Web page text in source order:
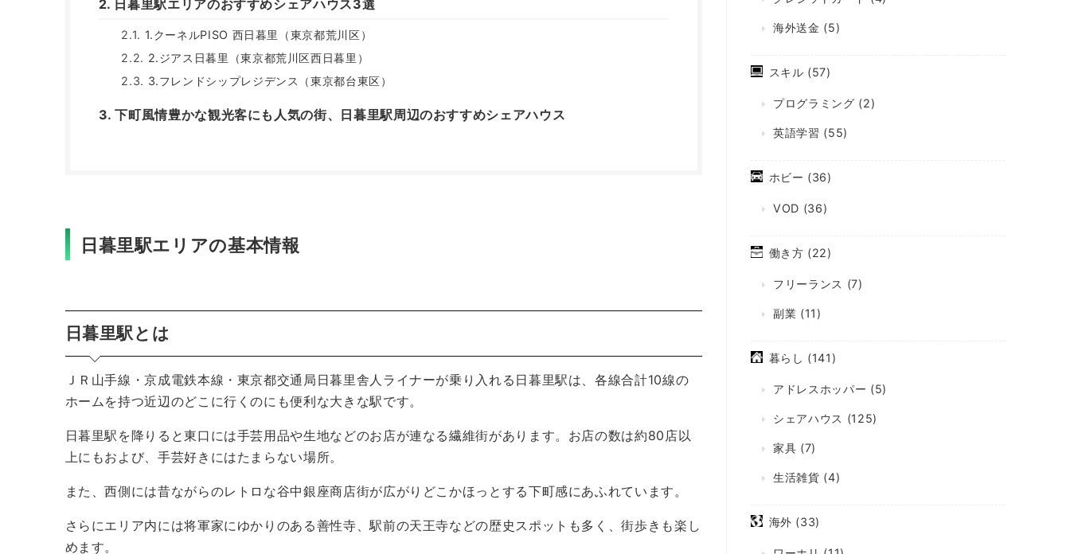
日暮里駅エリアのおすすめシェアハウス3選
1.クーネルPISO 西日暮里（東京都荒川区）
2.ジアス日暮里（東京都荒川区西日暮里）
3.フレンドシップレジデンス（東京都台東区）
下町風情豊かな観光客にも人気の街、日暮里駅周辺のおすすめシェアハウス
日暮里駅エリアの基本情報
日暮里駅とは
ＪＲ山手線・京成電鉄本線・東京都交通局日暮里舎人ライナーが乗り入れる日暮里駅は、各線合計10線の
ホームを持つ近辺のどこに行くのにも便利な大きな駅です。
日暮里駅を降りると東口には手芸用品や生地などのお店が連なる繊維街があります。お店の数は約80店以
上にもおよび、手芸好きにはたまらない場所。
また、西側には昔ながらのレトロな谷中銀座商店街が広がりどこかほっとする下町感にあふれています。
さらにエリア内には将軍家にゆかりのある善性寺、駅前の天王寺などの歴史スポットも多く、街歩きも楽し
めます。
海外送金 (5)
スキル (57)
プログラミング (2)
英語学習 (55)
ホビー (36)
VOD (36)
働き方 (22)
フリーランス (7)
副業 (11)
暮らし (141)
アドレスホッパー (5)
シェアハウス (125)
家具 (7)
生活雑貨 (4)
海外 (33)